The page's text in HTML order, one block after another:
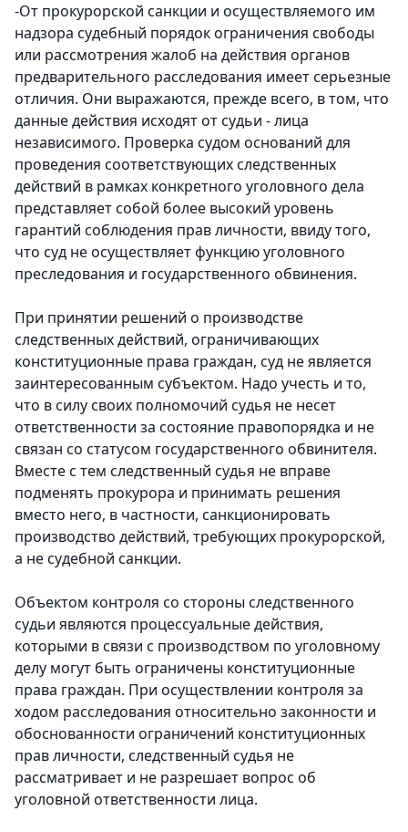
-От прокурорской санкции и осуществляемого им
надзора судебный порядок ограничения свободы
или рассмотрения жалоб на действия органов
предварительного расследования имеет серьезные
отличия. Они выражаются, прежде всего, в том, что
данные действия исходят от судьи - лица
независимого. Проверка судом оснований для
проведения соответствующих следственных
действий в рамках конкретного уголовного дела
представляет собой более высокий уровень
гарантий соблюдения прав личности, ввиду того,
что суд не осуществляет функцию уголовного
преследования и государственного обвинения.
При принятии решений о производстве
следственных действий, ограничивающих
конституционные права граждан, суд не является
заинтересованным субъектом. Надо учесть и то,
что в силу своих полномочий судья не несет
ответственности за состояние правопорядка и не
связан со статусом государственного обвинителя.
Вместе с тем следственный судья не вправе
подменять прокурора и принимать решения
вместо него, в частности, санкционировать
производство действий, требующих прокурорской,
а не судебной санкции.
Объектом контроля со стороны следственного
судьи являются процессуальные действия,
которыми в связи с производством по уголовному
делу могут быть ограничены конституционные
права граждан. При осуществлении контроля за
ходом расследования относительно законности и
обоснованности ограничений конституционных
прав личности, следственный судья не
рассматривает и не разрешает вопрос об
уголовной ответственности лица.